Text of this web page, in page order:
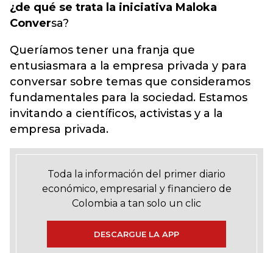
¿de qué se trata la iniciativa Maloka
Conversa?
Queríamos tener una franja que
entusiasmara a la empresa privada y para
conversar sobre temas que consideramos
fundamentales para la sociedad. Estamos
invitando a científicos, activistas y a la
empresa privada.
Toda la información del primer diario
económico, empresarial y financiero de
Colombia a tan solo un clic
DESCARGUE LA APP